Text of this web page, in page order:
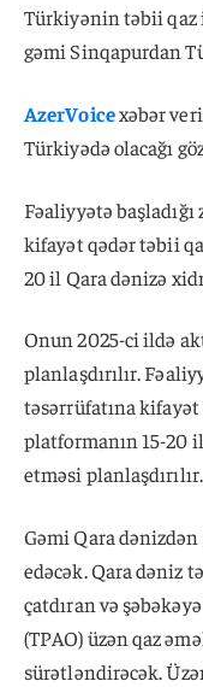
Türkiyənin təbii qaz
gəmi Sinqapurdan
AzerVoicexəbər
Türkiyədə olacağı
Fəaliyyətə
kifayət qədər təbii
20 il Qara dənizə
Onun 2025-ci ildə
planlaşdırılır.
təsərrüfatına
platformanın 15-20
etməsi planlaşdırılır.
Gəmi Qara dənizdən
edəcək. Qara dəniz
çatdıran və
(TPAO) üzən qaz
sürətləndirəcək.